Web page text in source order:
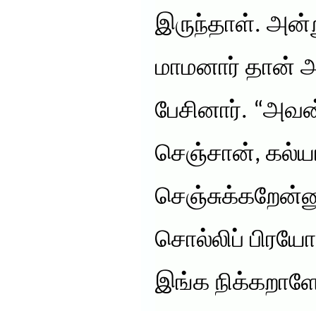
இருந்தாள்.
மாமனார் தான்
பேசினார்.
செஞ்சான்,
சொல்லிப்
இங்க